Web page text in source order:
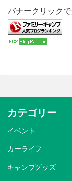
バナークリック
カテゴリー
イベント
カーライフ
キャンプグッズ